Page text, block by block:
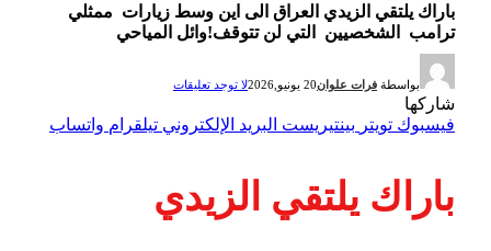
باراك يلتقي الزيدي العراق الى اين وسط زيارات ممثلي
ترامب الشخصيين التي لن تتوقف!وائل المياحي
بواسطة فرات علوان 20 يونيو,2026 لا توجد تعليقات
شاركها
فيسبوك تويتر بينتيريست البريد الإلكتروني تيلقرام واتساب
باراك يلتقي الزيدي